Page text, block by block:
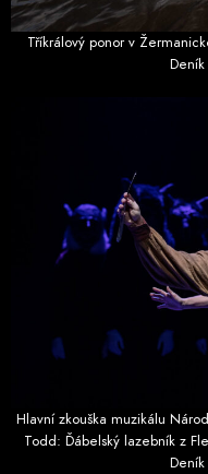
Tříkrálový ponor v
Hlavní zkouška muzikálu
Todd: Ďábelský lazebník z